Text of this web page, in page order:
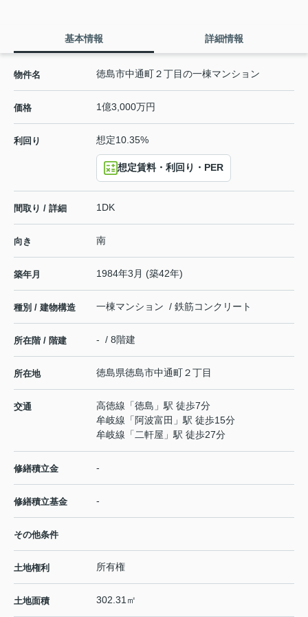
基本情報 詳細情報
物件名 徳島市中通町２丁目の一棟マンション
価格 1億3,000万円
利回り 想定10.35%
想定賃料・利回り・PER
間取り / 詳細 1DK
向き 南
築年月 1984年3月 (築42年)
種別 / 建物構造 一棟マンション / 鉄筋コンクリート
所在階 / 階建 - / 8階建
所在地 徳島県徳島市中通町２丁目
交通 高徳線 「徳島 」駅 徒歩7分
牟岐線 「阿波富田 」駅 徒歩15分
牟岐線 「二軒屋 」駅 徒歩27分
修繕積立金 -
修繕積立基金 -
その他条件
土地権利 所有権
土地面積 302.31㎡